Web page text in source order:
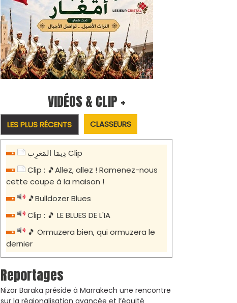
VIDÉOS & CLIP +
LES PLUS RÉCENTS CLASSEURS
دِيمَا المَغرِب Clip
Clip : 🎵Allez, allez ! Ramenez-nous
cette coupe à la maison !
🎵Bulldozer Blues
Clip : 🎵 LE BLUES DE L'IA
🎵 Ormuzera bien, qui ormuzera le
dernier
Reportages
Nizar Baraka préside à Marrakech une rencontre
sur la régionalisation avancée et l’équité